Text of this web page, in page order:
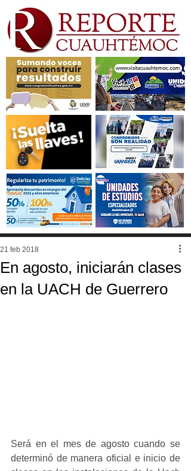
En agosto, iniciarán clases
en la UACH de Guerrero
21 feb 2018
Será en el mes de agosto cuando se
determinó de manera oficial e inicio de